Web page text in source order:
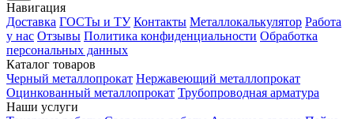
Навигация
Доставка ГОСТы и ТУ Контакты Металлокалькулятор Работа
у нас Отзывы Политика конфиденциальности Обработка
персональных данных
Каталог товаров
Черный металлопрокат Нержавеющий металлопрокат
Оцинкованный металлопрокат Трубопроводная арматура
Наши услуги